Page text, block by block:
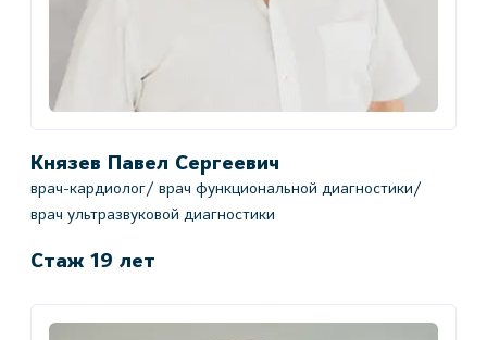
Князев Павел Сергеевич
врач-кардиолог/ врач функциональной диагностики/
врач ультразвуковой диагностики
Стаж 19 лет